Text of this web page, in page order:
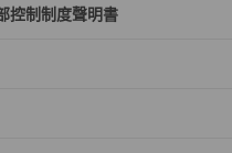
控制制度聲明書